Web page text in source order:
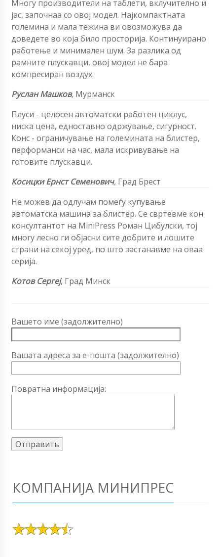
Многу производители на таблети, вклучително и
јас, започнаа со овој модел. Најкомпактната
големина и мала тежина ви овозможува да
доведете во која било просторија. Континуирано
работење и минимален шум. За разлика од
рамните плускавци, овој модел не бара
компресиран воздух.
Руслан Машков, Мурманск
Плуси - целосен автоматски работен циклус,
ниска цена, едноставно одржување, сигурност.
Конс - ограничување на големината на блистер,
перформанси на час, мала искривување на
готовите плускавци.
Косицки Ернст Семенович, Град Брест
Не можев да одлучам помеѓу купување
автоматска машина за блистер. Се свртевме кон
консултантот на MiniPress Роман Цибулски, тој
многу лесно ги објасни сите добрите и лошите
страни на секој уред, по што застанавме на оваа
серија.
Котов Сергеј, Град Минск
Вашето име (задолжително)
Вашата адреса за е-пошта (задолжително)
Повратна информација:
КОМПАНИЈА МИНИПРЕС